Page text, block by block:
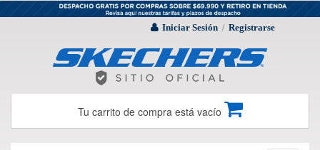
Iniciar Sesión / Registrarse
Tu carrito de compra está vacío